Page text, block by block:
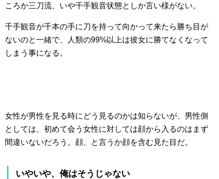
ころか三刀流、いや千手観音状態としか言い様がない。
千手観音が千本の手に刀を持って向かって来たら勝ち目が
ないのと一緒で、人類の99%以上は彼女に勝てなくなって
しまう事になる。
女性が男性を見る時にどう見るのかは知らないが、男性側
としては、初めて会う女性に対しては顔から入るのはまず
間違いないだろう。顔、と言うか顔を含む見た目だ。
いやいや、俺はそうじゃない